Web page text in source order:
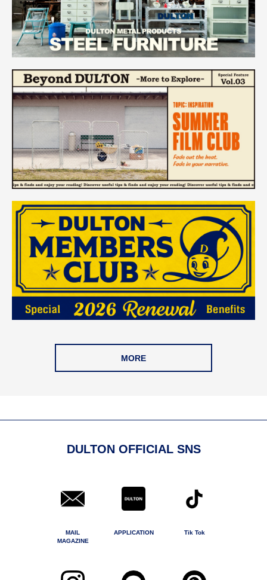
MORE
DULTON OFFICIAL SNS
MAIL
MAGAZINE
APPLICATION Tik Tok